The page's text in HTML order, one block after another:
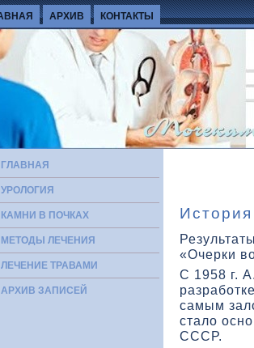
АРХИВ КОНТАКТЫ
ГЛАВНАЯ
УРОЛОГИЯ
КАМНИ В ПОЧКАХ
МЕТОДЫ ЛЕЧЕНИЯ
ЛЕЧЕНИЕ ТРАВАМИ
АРХИВ ЗАПИСЕЙ
«Очерки
С 1958 г.
самым
сталο
СССР.